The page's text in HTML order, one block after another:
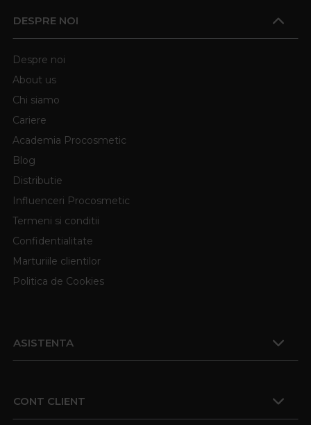
DESPRE NOI
Despre noi
About us
Chi siamo
Cariere
Academia Procosmetic
Blog
Distributie
Influenceri Procosmetic
Termeni si conditii
Confidentialitate
Marturiile clientilor
Politica de Cookies
ASISTENTA
CONT CLIENT